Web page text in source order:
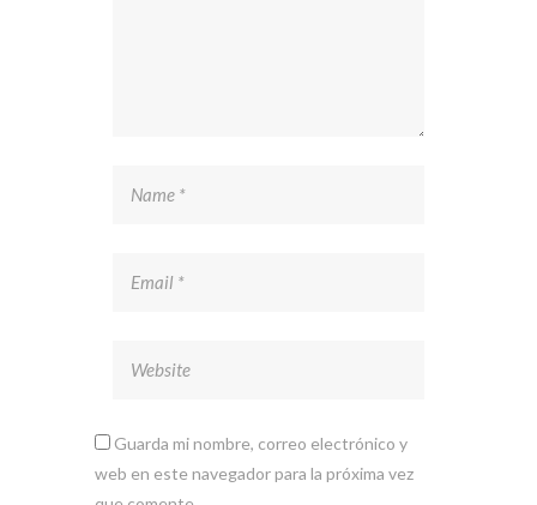
Guarda mi nombre, correo electrónico y
web en este navegador para la próxima vez